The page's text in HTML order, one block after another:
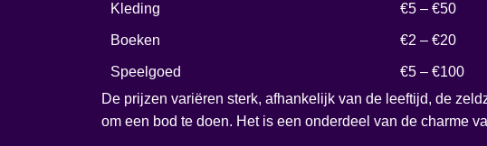
Kleding €5 – €50
Boeken €2 – €20
Speelgoed €5 – €100
De prijzen variëren sterk, afhankelijk van de leeftijd, de
om een bod te doen. Het is een onderdeel van de charme